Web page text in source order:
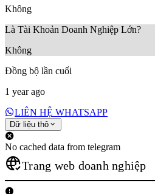
Không
Là Tài Khoản Doanh Nghiệp Lớn?
Không
Đồng bộ lần cuối
1 year ago
LIÊN HỆ WHATSAPP
Dữ liệu thô
No cached data from telegram
Trang web doanh nghiệp